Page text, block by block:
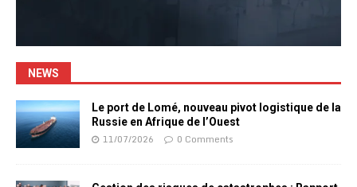
NEWS
Le port de Lomé, nouveau pivot logistique de la
Russie en Afrique de l’Ouest
11/07/2026 0 Comments